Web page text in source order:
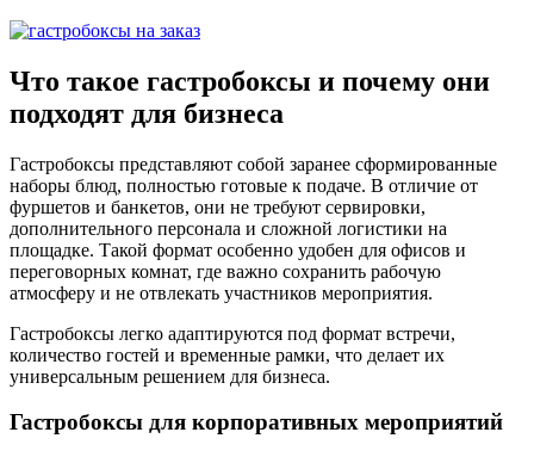
Что такое гастробоксы и почему они
подходят для бизнеса
Гастробоксы представляют собой заранее сформированные
наборы блюд, полностью готовые к подаче. В отличие от
фуршетов и банкетов, они не требуют сервировки,
дополнительного персонала и сложной логистики на
площадке. Такой формат особенно удобен для офисов и
переговорных комнат, где важно сохранить рабочую
атмосферу и не отвлекать участников мероприятия.
Гастробоксы легко адаптируются под формат встречи,
количество гостей и временные рамки, что делает их
универсальным решением для бизнеса.
Гастробоксы для корпоративных мероприятий